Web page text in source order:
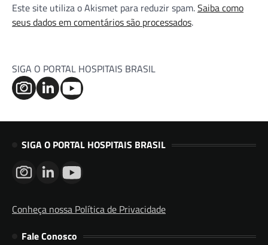
Este site utiliza o Akismet para reduzir spam.Saiba como
seus dados em comentários são processados.
SIGA O PORTAL HOSPITAIS BRASIL
SIGA O PORTAL HOSPITAIS BRASIL
Conheça nossa Política de Privacidade
Fale Conosco